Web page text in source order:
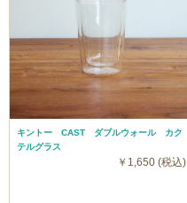
キントー CAST ダブルウォール カク
テルグラス
￥1,650 (税込)